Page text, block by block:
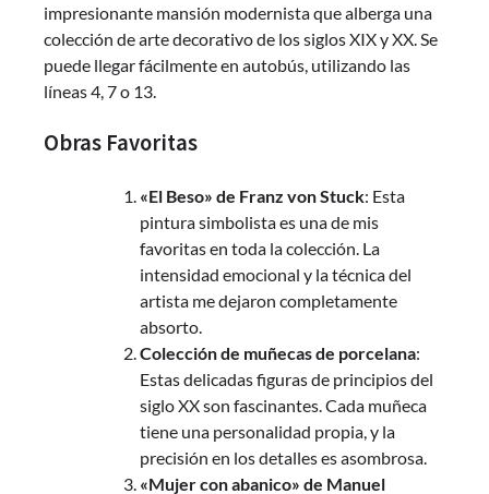
impresionante mansión modernista que alberga una
colección de arte decorativo de los siglos XIX y XX. Se
puede llegar fácilmente en autobús, utilizando las
líneas 4, 7 o 13.
Obras Favoritas
«El Beso» de Franz von Stuck: Esta
pintura simbolista es una de mis
favoritas en toda la colección. La
intensidad emocional y la técnica del
artista me dejaron completamente
absorto.
Colección de muñecas de porcelana:
Estas delicadas figuras de principios del
siglo XX son fascinantes. Cada muñeca
tiene una personalidad propia, y la
precisión en los detalles es asombrosa.
«Mujer con abanico» de Manuel